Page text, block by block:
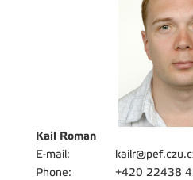
Kail Roman
E-mail:
Phone:
+420 22438